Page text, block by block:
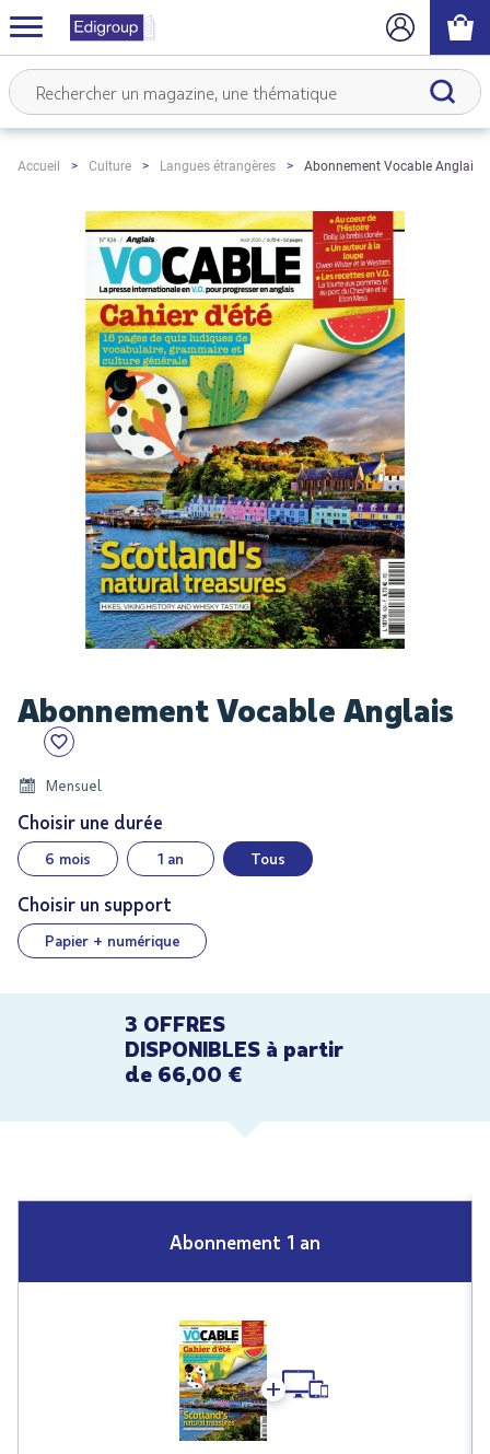
Accueil Culture Langues étrangères Abonnement Vocable Anglais
to
beginning
of
the
images
gallery
Abonnement Vocable Anglais
Mensuel
Choisir une durée
6 mois 1 an Tous
Choisir un support
Papier + numérique
3 OFFRES
DISPONIBLES à partir
de 66,00 €
Abonnement 1 an
+